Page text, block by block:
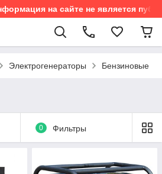
на сайте не является
Электрогенераторы Бензиновые
0 Фильтры